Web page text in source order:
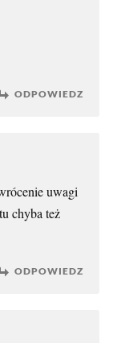
ODPOWIEDZ
uwagi
chyba też
ODPOWIEDZ